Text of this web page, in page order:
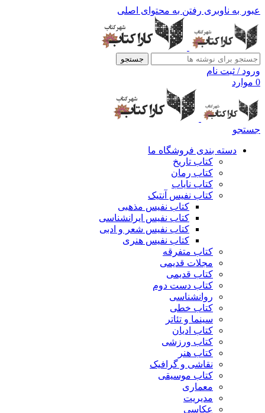
عبور به ناوبری رفتن به محتوای اصلی
جستجو
ورود / ثبت نام
0 موارد
جستجو
دسته بندی فروشگاه ما
کتاب تاریخ
کتاب رمان
کتاب نایاب
کتاب نفیس آنتیک
کتاب نفیس مذهبی
کتاب نفیس ایرانشناسی
کتاب نفیس شعر و ادبی
کتاب نفیس هنری
کتاب متفرقه
مجلات قدیمی
کتاب قدیمی
کتاب دست دوم
روانشناسی
کتاب خطی
سینما و تئاتر
کتاب ادیان
کتاب ورزشی
کتاب هنر
نقاشی و گرافیک
کتاب موسیقی
معماری
مدیریت
عکاسی